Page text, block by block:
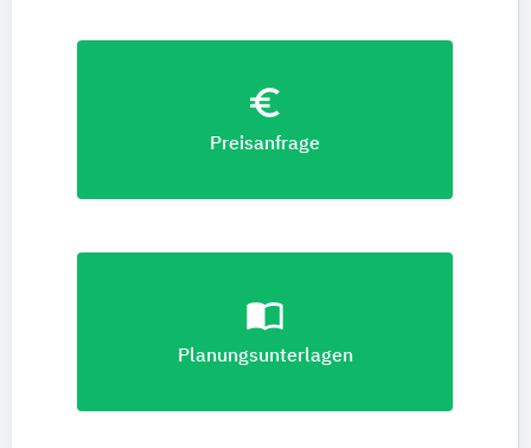
euro_symbol
Preisanfrage
import_contacts
Planungsunterlagen